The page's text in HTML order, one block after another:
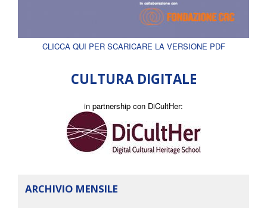
CLICCA QUI PER SCARICARE LA VERSIONE PDF
CULTURA DIGITALE
in partnership con DiCultHer:
ARCHIVIO MENSILE